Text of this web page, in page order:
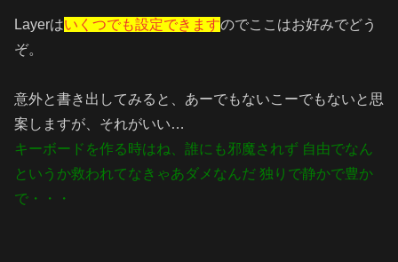
Layerはいくつでも設定できますのでここはお好みでどう
ぞ。
意外と書き出してみると、あーでもないこーでもないと思
案しますが、それがいい…
キーボードを作る時はね、誰にも邪魔されず 自由でなん
というか救われてなきゃあダメなんだ 独りで静かで豊か
で・・・